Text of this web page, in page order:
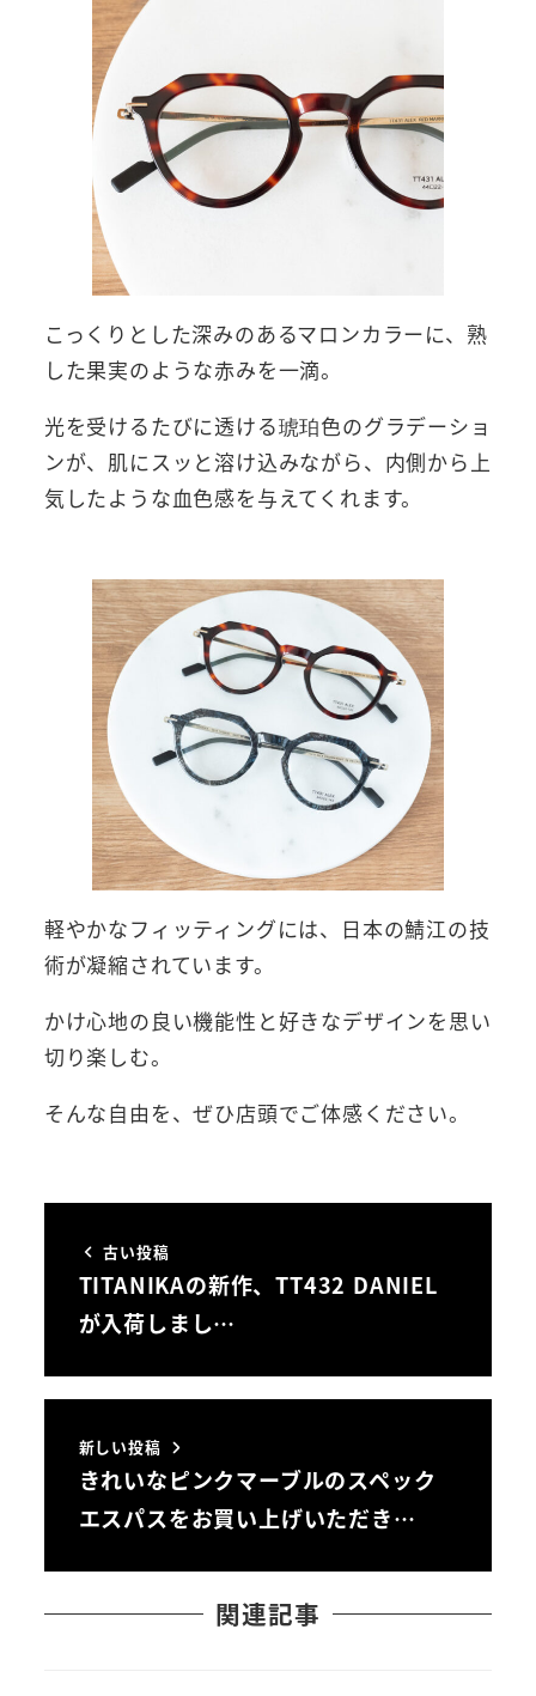
こっくりとした深みのあるマロンカラーに、熟
した果実のような赤みを一滴。
光を受けるたびに透ける琥珀色のグラデーショ
ンが、肌にスッと溶け込みながら、内側から上
気したような血色感を与えてくれます。
軽やかなフィッティングには、日本の鯖江の技
術が凝縮されています。
かけ心地の良い機能性と好きなデザインを思い
切り楽しむ。
そんな自由を、ぜひ店頭でご体感ください。
古い投稿
TITANIKAの新作、TT432 DANIEL
が入荷しまし…
新しい投稿
きれいなピンクマーブルのスペック
エスパスをお買い上げいただき…
関連記事